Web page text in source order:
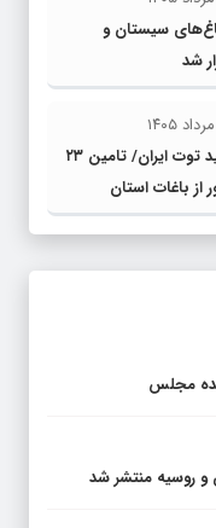
باغ‌های سیستان و
شد
تهران، پایتخت تولید توت ایران/ تامین ۲۳
باغات استان
مجلس
و روسیه منتشر شد